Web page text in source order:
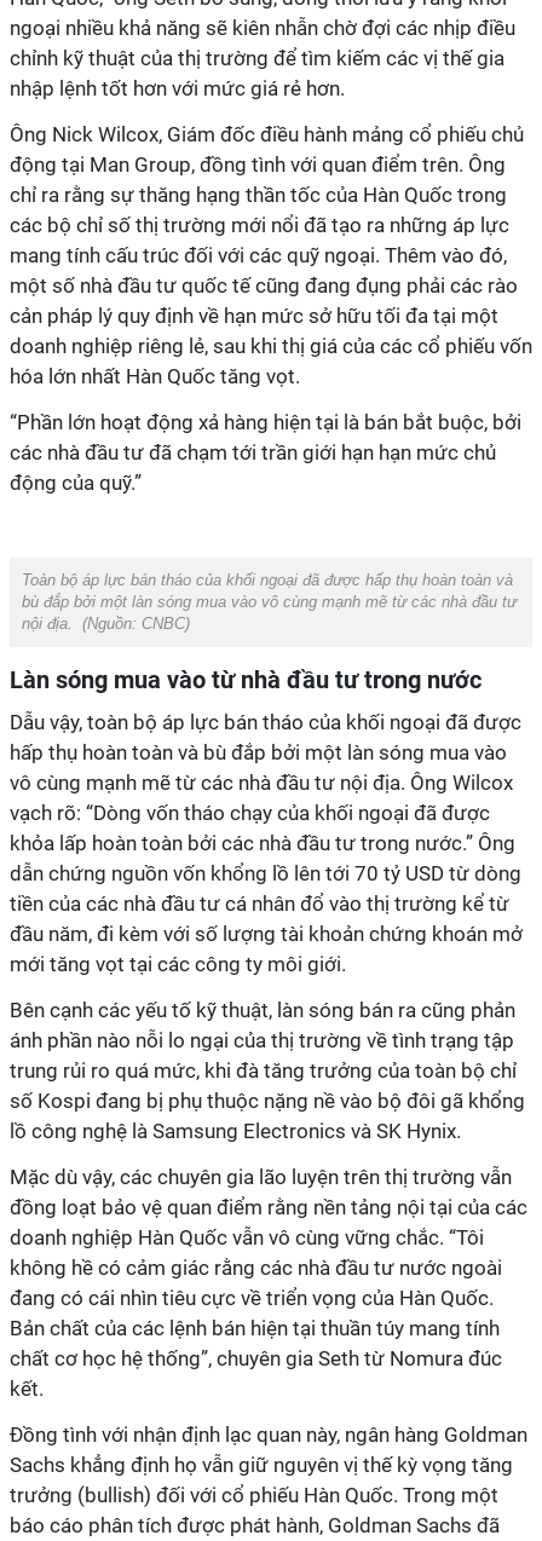
ngoại nhiều khả năng sẽ kiên nhẫn chờ đợi các nhịp điều
chỉnh kỹ thuật của thị trường để tìm kiếm các vị thế gia
nhập lệnh tốt hơn với mức giá rẻ hơn.
Ông Nick Wilcox, Giám đốc điều hành mảng cổ phiếu chủ
động tại Man Group, đồng tình với quan điểm trên. Ông
chỉ ra rằng sự thăng hạng thần tốc của Hàn Quốc trong
các bộ chỉ số thị trường mới nổi đã tạo ra những áp lực
mang tính cấu trúc đối với các quỹ ngoại. Thêm vào đó,
một số nhà đầu tư quốc tế cũng đang đụng phải các rào
cản pháp lý quy định về hạn mức sở hữu tối đa tại một
doanh nghiệp riêng lẻ, sau khi thị giá của các cổ phiếu vốn
hóa lớn nhất Hàn Quốc tăng vọt.
“Phần lớn hoạt động xả hàng hiện tại là bán bắt buộc, bởi
các nhà đầu tư đã chạm tới trần giới hạn hạn mức chủ
động của quỹ.”
Toàn bộ áp lực bán tháo của khối ngoại đã được hấp thụ hoàn toàn và
bù đắp bởi một làn sóng mua vào vô cùng mạnh mẽ từ các nhà đầu tư
nội địa. (Nguồn: CNBC)
Làn sóng mua vào từ nhà đầu tư trong nước
Dẫu vậy, toàn bộ áp lực bán tháo của khối ngoại đã được
hấp thụ hoàn toàn và bù đắp bởi một làn sóng mua vào
vô cùng mạnh mẽ từ các nhà đầu tư nội địa. Ông Wilcox
vạch rõ: “Dòng vốn tháo chạy của khối ngoại đã được
khỏa lấp hoàn toàn bởi các nhà đầu tư trong nước.” Ông
dẫn chứng nguồn vốn khổng lồ lên tới 70 tỷ USD từ dòng
tiền của các nhà đầu tư cá nhân đổ vào thị trường kể từ
đầu năm, đi kèm với số lượng tài khoản chứng khoán mở
mới tăng vọt tại các công ty môi giới.
Bên cạnh các yếu tố kỹ thuật, làn sóng bán ra cũng phản
ánh phần nào nỗi lo ngại của thị trường về tình trạng tập
trung rủi ro quá mức, khi đà tăng trưởng của toàn bộ chỉ
số Kospi đang bị phụ thuộc nặng nề vào bộ đôi gã khổng
lồ công nghệ là Samsung Electronics và SK Hynix.
Mặc dù vậy, các chuyên gia lão luyện trên thị trường vẫn
đồng loạt bảo vệ quan điểm rằng nền tảng nội tại của các
doanh nghiệp Hàn Quốc vẫn vô cùng vững chắc. “Tôi
không hề có cảm giác rằng các nhà đầu tư nước ngoài
đang có cái nhìn tiêu cực về triển vọng của Hàn Quốc.
Bản chất của các lệnh bán hiện tại thuần túy mang tính
chất cơ học hệ thống”, chuyên gia Seth từ Nomura đúc
kết.
Đồng tình với nhận định lạc quan này, ngân hàng Goldman
Sachs khẳng định họ vẫn giữ nguyên vị thế kỳ vọng tăng
trưởng (bullish) đối với cổ phiếu Hàn Quốc. Trong một
báo cáo phân tích được phát hành, Goldman Sachs đã